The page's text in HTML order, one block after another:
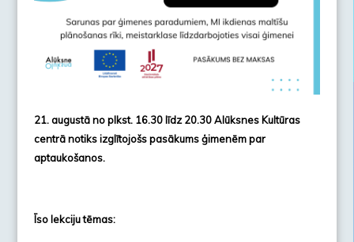
21. augustā no plkst. 16.30 līdz 20.30 Alūksnes Kultūras
centrā notiks izglītojošs pasākums ģimenēm par
aptaukošanos.
Īso lekciju tēmas: